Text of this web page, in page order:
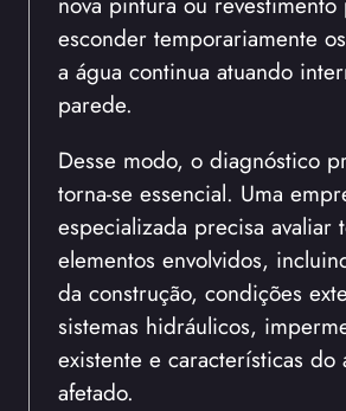
esconder temporariamente
a água continua atuando
parede.
Desse modo, o diagnóstico
torna-se essencial. Uma
especializada precisa avaliar
elementos envolvidos,
da construção, condições
sistemas hidráulicos,
existente e características do
afetado.